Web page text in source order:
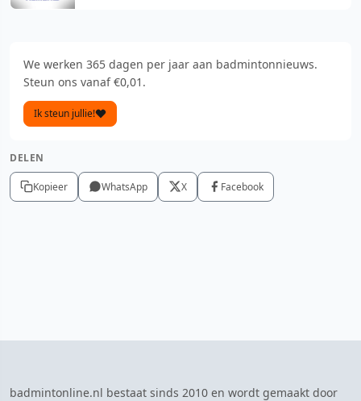
We werken 365 dagen per jaar aan badmintonnieuws.
Steun ons vanaf €0,01.
Ik steun jullie!
DELEN
Kopieer WhatsApp X Facebook
badmintonline.nl bestaat sinds 2010 en wordt gemaakt door